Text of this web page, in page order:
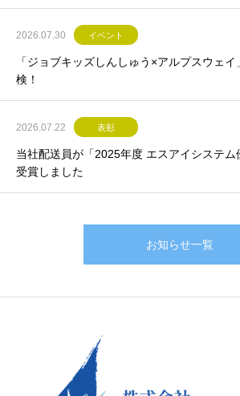
2026.07.30 イベント
「ジョブキッズしんしゅう×アルプスウェ
検！
2026.07.22 表彰
当社配送員が「2025年度 エスアイシステム
受賞しました
お知らせ一覧